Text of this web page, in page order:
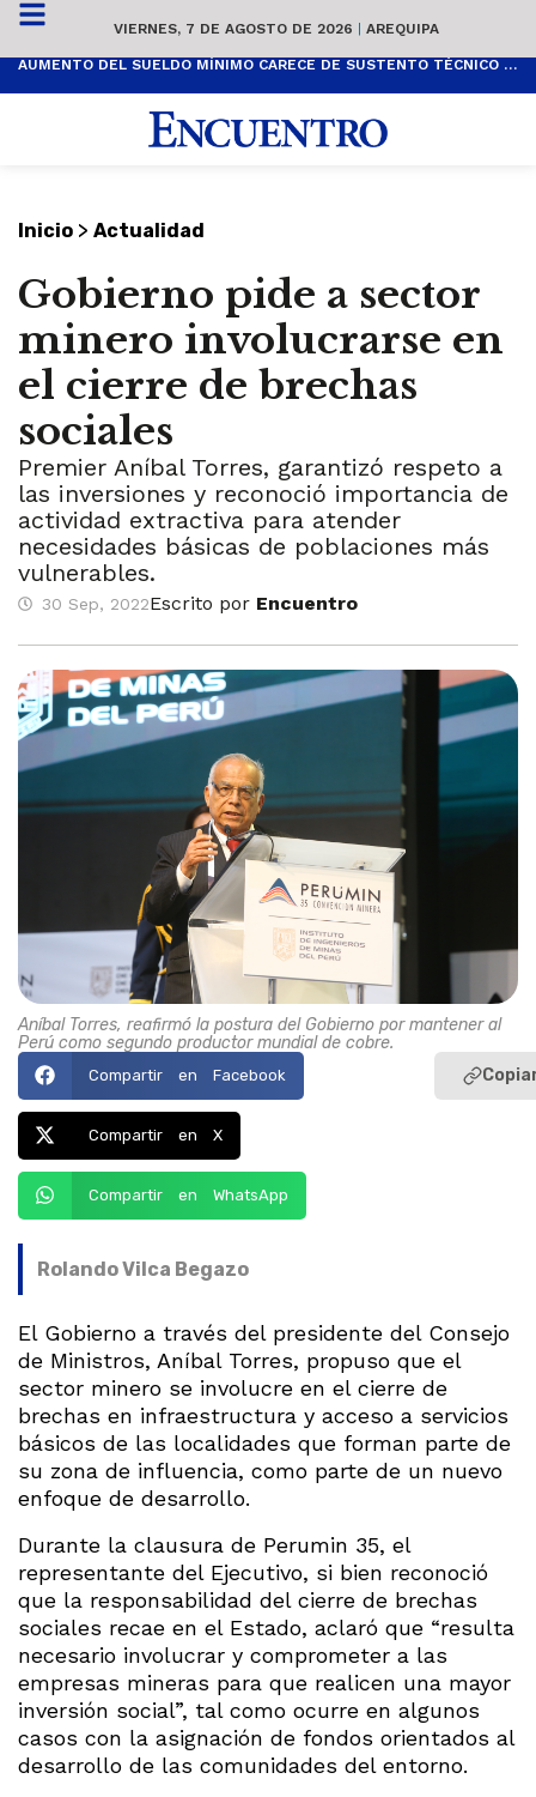
VIERNES, 7 DE AGOSTO DE 2026 | AREQUIPA
AUMENTO DEL SUELDO MÍNIMO CARECE DE SUSTENTO TÉCNICO Y ES POPULISTA
Inicio > Actualidad
Gobierno pide a sector
minero involucrarse en
el cierre de brechas
sociales
Premier Aníbal Torres, garantizó respeto a
las inversiones y reconoció importancia de
actividad extractiva para atender
necesidades básicas de poblaciones más
vulnerables.
30 Sep, 2022Escrito por Encuentro
Aníbal Torres, reafirmó la postura del Gobierno por mantener al
Perú como segundo productor mundial de cobre.
Compartir en Facebook
Compartir en X
Compartir en WhatsApp
Rolando Vilca Begazo
El Gobierno a través del presidente del Consejo
de Ministros, Aníbal Torres, propuso que el
sector minero se involucre en el cierre de
brechas en infraestructura y acceso a servicios
básicos de las localidades que forman parte de
su zona de influencia, como parte de un nuevo
enfoque de desarrollo.
Durante la clausura de Perumin 35, el
representante del Ejecutivo, si bien reconoció
que la responsabilidad del cierre de brechas
sociales recae en el Estado, aclaró que “resulta
necesario involucrar y comprometer a las
empresas mineras para que realicen una mayor
inversión social”, tal como ocurre en algunos
casos con la asignación de fondos orientados al
desarrollo de las comunidades del entorno.